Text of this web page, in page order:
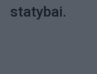
statybai.